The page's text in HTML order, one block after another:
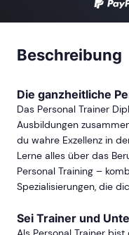
Beschreibung
Die ganzheitliche
Das Personal Trainer
Ausbildungen
du wahre Exzellenz in
Lerne alles über das
Personal Training –
Spezialisierungen, die
Sei Trainer und